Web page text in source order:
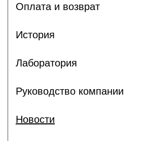
Оплата и возврат
История
Лаборатория
Руководство компании
Новости